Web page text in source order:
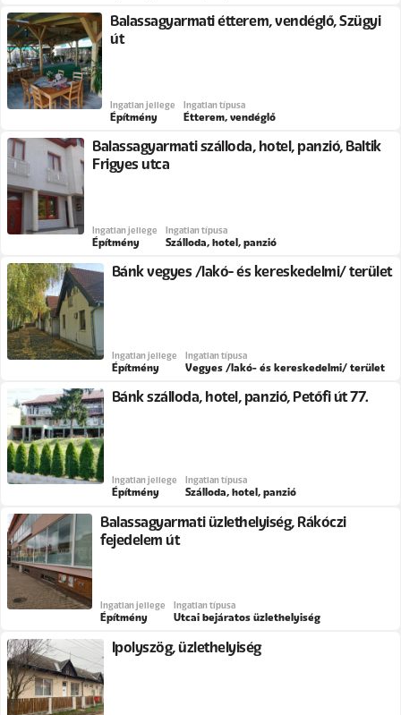
Balassagyarmati étterem, vendéglő, Szügyi
út
Ingatlan jellege
Építmény
Ingatlan típusa
Étterem, vendéglő
Balassagyarmati szálloda, hotel, panzió, Baltik
Frigyes utca
Ingatlan jellege
Építmény
Ingatlan típusa
Szálloda, hotel, panzió
Bánk vegyes /lakó- és kereskedelmi/ terület
Ingatlan jellege
Építmény
Ingatlan típusa
Vegyes /lakó- és kereskedelmi/ terület
Bánk szálloda, hotel, panzió, Petőfi út 77.
Ingatlan jellege
Építmény
Ingatlan típusa
Szálloda, hotel, panzió
Balassagyarmati üzlethelyiség, Rákóczi
fejedelem út
Ingatlan jellege
Építmény
Ingatlan típusa
Utcai bejáratos üzlethelyiség
Ipolyszög, üzlethelyiség